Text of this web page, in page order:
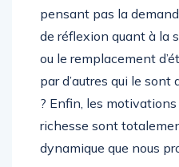
pensant pas la
de réflexion quant à la
ou le remplacement
par d’autres qui le
? Enfin, les motivations
richesse sont
dynamique que nous